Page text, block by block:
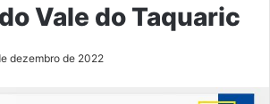
Vale do Taquaric
dezembro de 2022